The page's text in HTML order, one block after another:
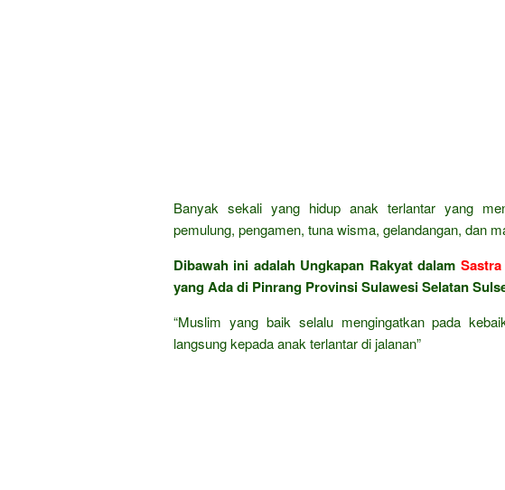
Banyak sekali yang hidup anak terlantar yang
pemulung, pengamen, tuna wisma, gelandangan, dan
Dibawah ini adalah Ungkapan Rakyat dalam Sastra
yang Ada di Pinrang Provinsi Sulawesi Selatan
“Muslim yang baik selalu mengingatkan pada
langsung kepada anak terlantar di jalanan”